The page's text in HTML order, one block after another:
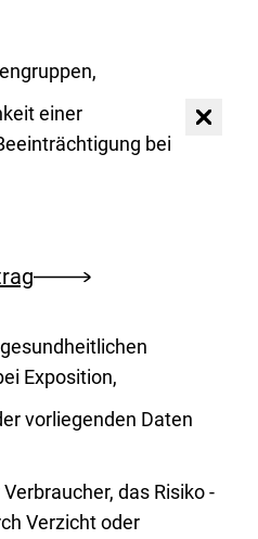
einer
bei
Dialog
Exposition,
vorliegenden Daten
das Risiko -
Verzicht oder